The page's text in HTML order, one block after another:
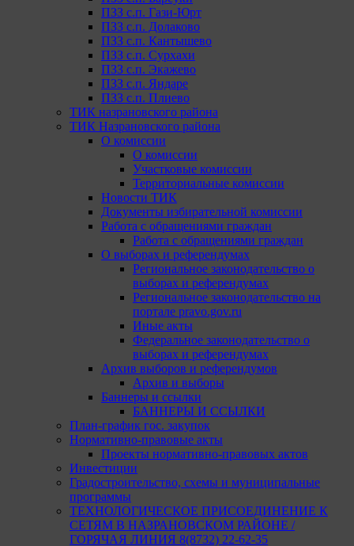
ПЗЗ с.п. Гази-Юрт
ПЗЗ с.п. Долаково
ПЗЗ с.п. Кантышево
ПЗЗ с.п. Сурхахи
ПЗЗ с.п. Экажево
ПЗЗ с.п. Яндаре
ПЗЗ с.п. Плиево
ТИК назрановского района
ТИК Назрановского района
О комиссии
О комиссии
Участковые комиссии
Территориальные комиссии
Новости ТИК
Документы избирательной комиссии
Работа с обращениями граждан
Работа с обращениями граждан
О выборах и референдумах
Региональное законодательство о
выборах и референдумах
Региональное законодательство на
портале pravo.gov.ru
Иные акты
Федеральное законодательство о
выборах и референдумах
Архив выборов и референдумов
Архив и выборы
Баннеры и ссылки
БАННЕРЫ И ССЫЛКИ
План-график гос. закупок
Нормативно-правовые акты
Проекты нормативно-правовых актов
Инвестиции
Градостроительство, схемы и муниципальные
программы
ТЕХНОЛОГИЧЕСКОЕ ПРИСОЕДИНЕНИЕ К
СЕТЯМ В НАЗРАНОВСКОМ РАЙОНЕ /
ГОРЯЧАЯ ЛИНИЯ 8(8732) 22-62-35